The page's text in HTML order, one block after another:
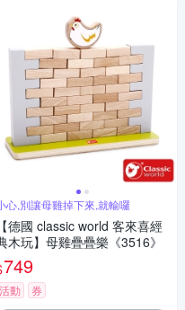
心,別讓母雞掉下來,就輸囉
【德國 classic world 客來喜經
木玩】母雞疊疊樂《3516》
749
活動 券